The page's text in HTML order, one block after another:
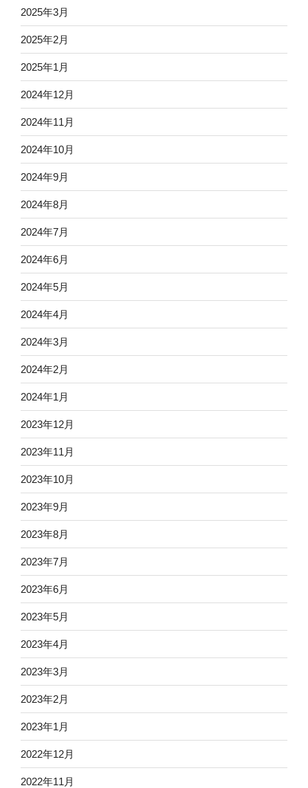
2025年3月
2025年2月
2025年1月
2024年12月
2024年11月
2024年10月
2024年9月
2024年8月
2024年7月
2024年6月
2024年5月
2024年4月
2024年3月
2024年2月
2024年1月
2023年12月
2023年11月
2023年10月
2023年9月
2023年8月
2023年7月
2023年6月
2023年5月
2023年4月
2023年3月
2023年2月
2023年1月
2022年12月
2022年11月